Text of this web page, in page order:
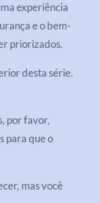
experiência
e o bem-
priorizados.
desta série.
por favor,
para que o
mas você